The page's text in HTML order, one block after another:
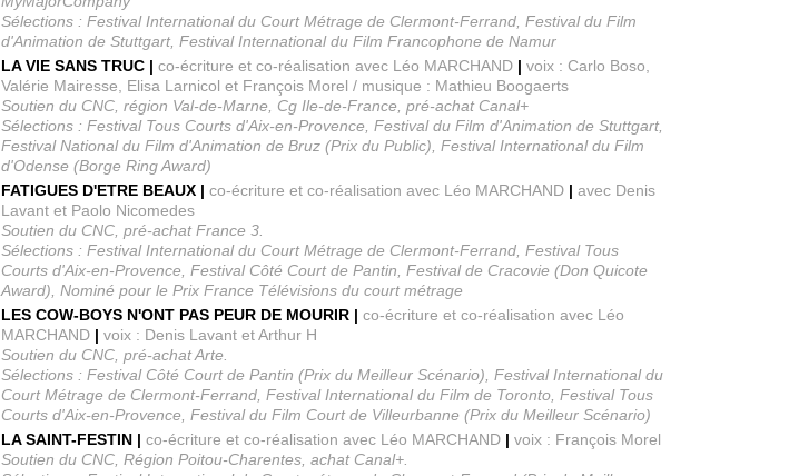
Sélections : Festival International du Court Métrage de Clermont-Ferrand, Festival du Film
d'Animation de Stuttgart, Festival International du Film Francophone de Namur
LA VIE SANS TRUC |co-écriture et co-réalisation avec Léo MARCHAND |voix : Carlo Boso,
Valérie Mairesse, Elisa Larnicol et François Morel / musique : Mathieu Boogaerts
Soutien du CNC, région Val-de-Marne, Cg Ile-de-France, pré-achat Canal+
Sélections : Festival Tous Courts d'Aix-en-Provence, Festival du Film d'Animation de Stuttgart,
Festival National du Film d'Animation de Bruz (Prix du Public), Festival International du Film
d'Odense (Borge Ring Award)
FATIGUES D'ETRE BEAUX |co-écriture et co-réalisation avec Léo MARCHAND |avec Denis
Lavant et Paolo Nicomedes
Soutien du CNC, pré-achat France 3.
Sélections : Festival International du Court Métrage de Clermont-Ferrand, Festival Tous
Courts d'Aix-en-Provence, Festival Côté Court de Pantin, Festival de Cracovie (Don Quicote
Award), Nominé pour le Prix France Télévisions du court métrage
LES COW-BOYS N'ONT PAS PEUR DE MOURIR |co-écriture et co-réalisation avec Léo
MARCHAND |voix : Denis Lavant et Arthur H
Soutien du CNC, pré-achat Arte.
Sélections : Festival Côté Court de Pantin (Prix du Meilleur Scénario), Festival International du
Court Métrage de Clermont-Ferrand, Festival International du Film de Toronto, Festival Tous
Courts d'Aix-en-Provence, Festival du Film Court de Villeurbanne (Prix du Meilleur Scénario)
LA SAINT-FESTIN |co-écriture et co-réalisation avec Léo MARCHAND |voix : François Morel
Soutien du CNC, Région Poitou-Charentes, achat Canal+.